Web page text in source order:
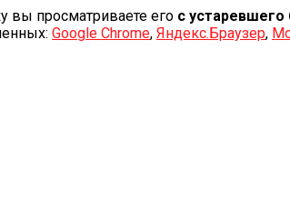
вы просматриваете его с устаревшего
Google Chrome, Яндекс.Браузер,